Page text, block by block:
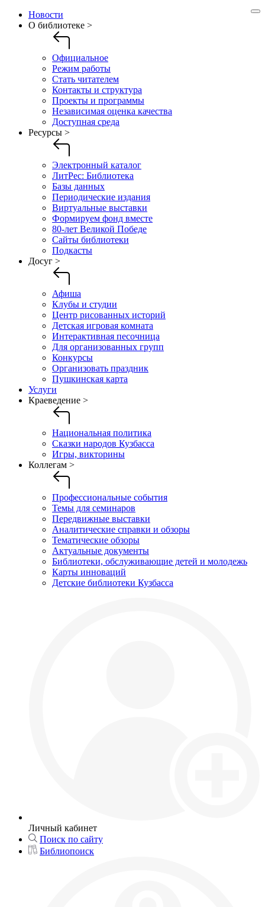
Новости
О библиотеке >
Официальное
Режим работы
Стать читателем
Контакты и структура
Проекты и программы
Независимая оценка качества
Доступная среда
Ресурсы >
Электронный каталог
ЛитРес: Библиотека
Базы данных
Периодические издания
Виртуальные выставки
Формируем фонд вместе
80-лет Великой Победе
Сайты библиотеки
Подкасты
Досуг >
Афиша
Клубы и студии
Центр рисованных историй
Детская игровая комната
Интерактивная песочница
Для организованных групп
Конкурсы
Организовать праздник
Пушкинская карта
Услуги
Краеведение >
Национальная политика
Сказки народов Кузбасса
Игры, викторины
Коллегам >
Профессиональные события
Темы для семинаров
Передвижные выставки
Аналитические справки и обзоры
Тематические обзоры
Актуальные документы
Библиотеки, обслуживающие детей и молодежь
Карты инноваций
Детские библиотеки Кузбасса
Личный кабинет
Поиск по сайту
Библиопоиск